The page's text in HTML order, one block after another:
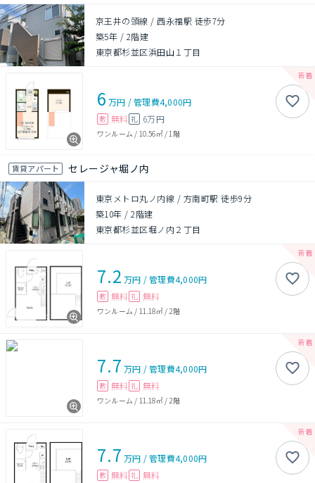
京王井の頭線 / 西永福駅 徒歩7分
築5年 / 2階建
東京都杉並区浜田山１丁目
6 万円 /管理費4,000円
敷 無料 礼 6万円
ワンルーム / 10.56㎡/ 1階
賃貸アパート セレージャ堀ノ内
東京メトロ丸ノ内線 / 方南町駅 徒歩9分
築10年 /2階建
東京都杉並区堀ノ内２丁目
7.2 万円 /管理費4,000円
敷 無料 礼 無料
ワンルーム / 11.18㎡/ 2階
7.7 万円 /管理費4,000円
敷 無料 礼 無料
ワンルーム / 11.18㎡/ 2階
7.7 万円 /管理費4,000円
敷 無料 礼 無料